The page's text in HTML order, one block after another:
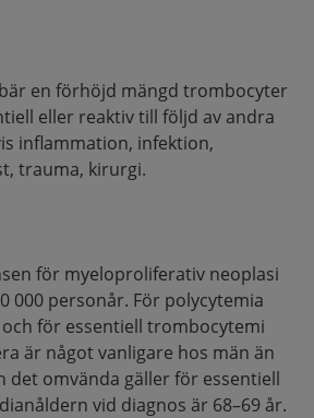
en förhöjd mängd trombocyter
eller reaktiv till följd av andra
inflammation, infektion,
trauma, kirurgi.
för myeloproliferativ neoplasi
000 personår. För polycytemia
för essentiell trombocytemi
är något vanligare hos män än
det omvända gäller för essentiell
vid diagnos är 68–69 år.